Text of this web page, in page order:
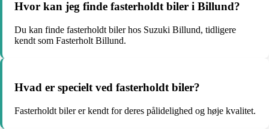
Hvor kan jeg finde fasterholdt biler i Billund?
Du kan finde fasterholdt biler hos Suzuki Billund, tidligere
kendt som Fasterholt Billund.
Hvad er specielt ved fasterholdt biler?
Fasterholdt biler er kendt for deres pålidelighed og høje kvalitet.